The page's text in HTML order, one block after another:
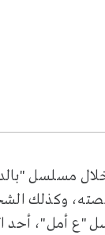
بوغصن لحضور جديد في مسلسلات
وكذلك
"ع أمل"، أحد